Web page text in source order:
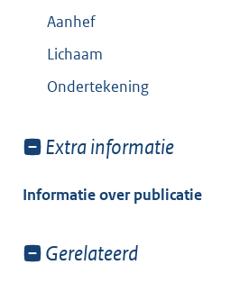
van:
Aanhef
Lichaam
Ondertekening
Toon
van:
Extra informatie
Informatie over publicatie
Toon
Gerelateerd